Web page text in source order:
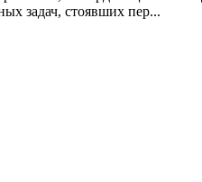
задач, стоявших пер...